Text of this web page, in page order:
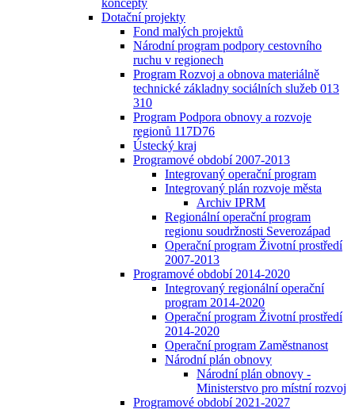
koncepty
Dotační projekty
Fond malých projektů
Národní program podpory cestovního
ruchu v regionech
Program Rozvoj a obnova materiálně
technické základny sociálních služeb 013
310
Program Podpora obnovy a rozvoje
regionů 117D76
Ústecký kraj
Programové období 2007-2013
Integrovaný operační program
Integrovaný plán rozvoje města
Archiv IPRM
Regionální operační program
regionu soudržnosti Severozápad
Operační program Životní prostředí
2007-2013
Programové období 2014-2020
Integrovaný regionální operační
program 2014-2020
Operační program Životní prostředí
2014-2020
Operační program Zaměstnanost
Národní plán obnovy
Národní plán obnovy -
Ministerstvo pro místní rozvoj
Programové období 2021-2027